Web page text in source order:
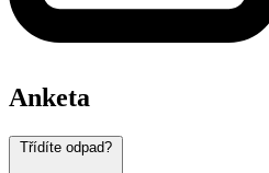
Anketa
Třídíte odpad?